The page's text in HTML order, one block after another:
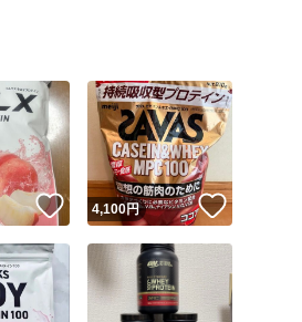
いいね！
4,100円 いいね！